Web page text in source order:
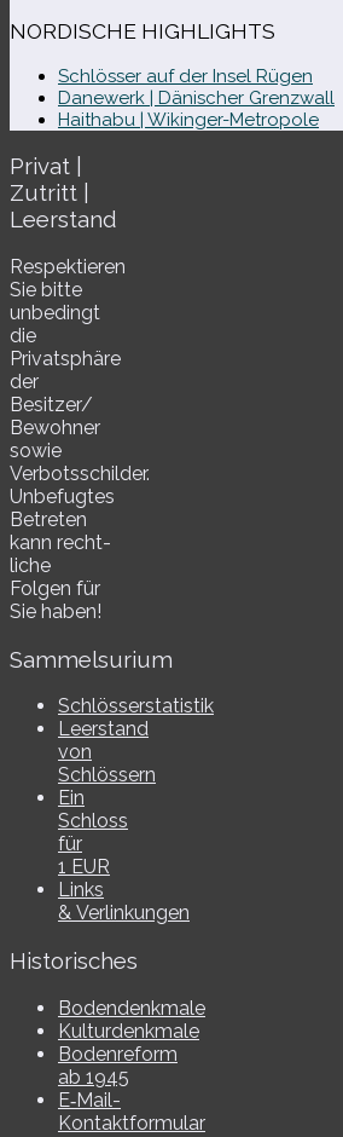
NORDISCHE HIGHLIGHTS
Schlösser auf der Insel Rügen
Danewerk | Dänischer Grenzwall
Haithabu | Wikinger-Metropole
Privat |
Zutritt |
Leerstand
Respektieren
Sie bitte
unbe­dingt
die
Privatsphäre
der
Besitzer/​
Bewohner
sowie
Verbotsschilder.
Unbefugtes
Betreten
kann recht­
li­che
Folgen für
Sie haben!
Sammelsurium
Schlösserstatistik
Leerstand
von
Schlössern
Ein
Schloss
für
1 EUR
Links
& Verlinkungen
Historisches
Bodendenkmale
Kulturdenkmale
Bodenreform
ab 1945
E‑Mail-​​
Kontaktformular